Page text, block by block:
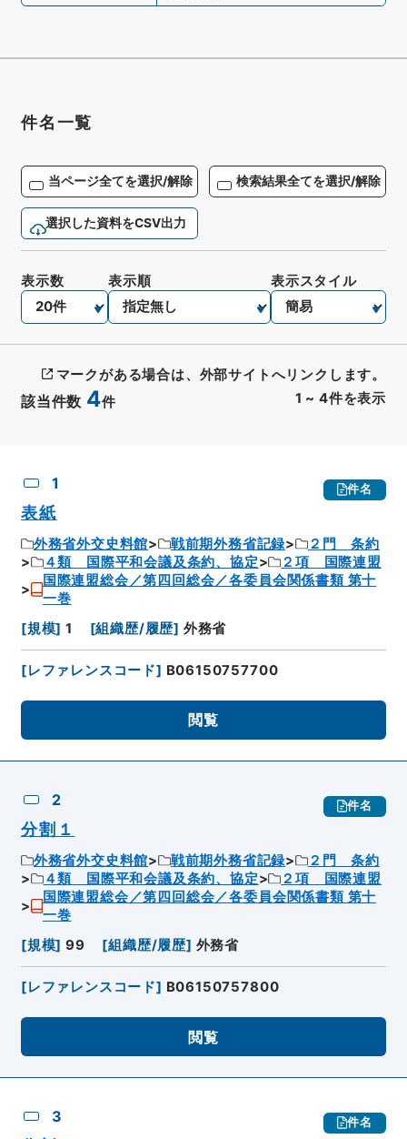
件名一覧
当ページ全てを選択/解除 検索結果全てを選択/解除
選択した資料をCSV出力
該当件数 4件 1 ~ 4件を表示
表示数 表示順 表示スタイル
マークがある場合は、外部サイトへリンクします。
1 件名
表紙
外務省外交史料館 戦前期外務省記録
２門 条約
４類 国際平和会議及条約、協定
２項 国際連盟
国際連盟総会／第四回総会／各委員会関係書類 第十
一巻
[規模] 1 [組織歴/履歴] 外務省
[レファレンスコード] B06150757700
閲覧
2 件名
分割１
外務省外交史料館 戦前期外務省記録
２門 条約
４類 国際平和会議及条約、協定
２項 国際連盟
国際連盟総会／第四回総会／各委員会関係書類 第十
一巻
[規模] 99 [組織歴/履歴] 外務省
[レファレンスコード] B06150757800
閲覧
3 件名